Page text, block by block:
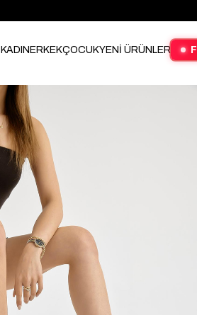
KADINERKEKÇOCUKYENİ ÜRÜNLER